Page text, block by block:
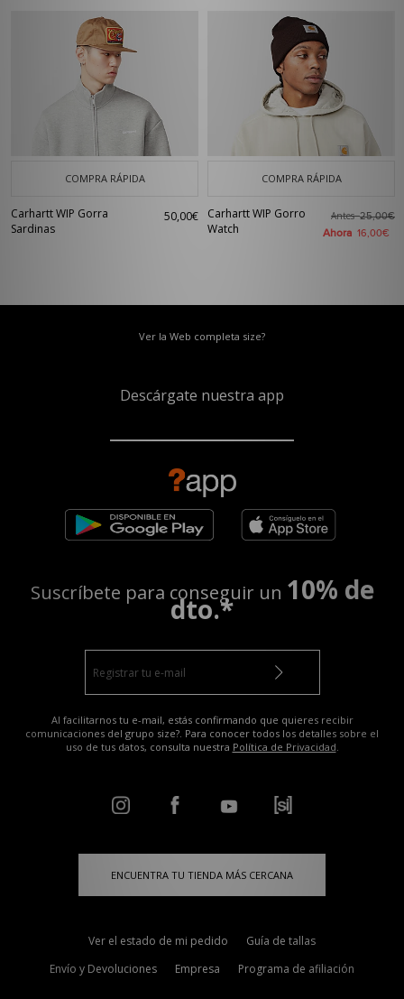
COMPRA RÁPIDA
Carhartt WIP Gorra
Sardinas
50,00€
COMPRA RÁPIDA
Carhartt WIP Gorro
Watch
Antes25,00€
Ahora 16,00€
Ver la Web completa size?
Descárgate nuestra app
Suscríbete para conseguir un 10% de
dto.*
Al facilitarnos tu e-mail, estás confirmando que quieres recibir
comunicaciones del grupo size?. Para conocer todos los detalles sobre el
uso de tus datos, consulta nuestra Política de Privacidad.
ENCUENTRA TU TIENDA MÁS CERCANA
Ver el estado de mi pedido
Guía de tallas
Envío y Devoluciones
Empresa Programa de afiliación